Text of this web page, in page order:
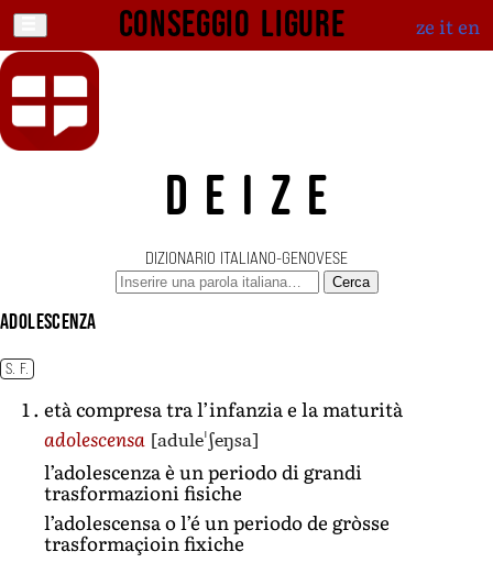
Conseggio ligure ze iten
DEIZE
DIZIONARIO ITALIANO-GENOVESE
Cerca
adolescenza
S. F.
età compresa tra l’infanzia e la maturità
adolescensa [aduleˈʃeŋsa]
l’adolescenza è un periodo di grandi
trasformazioni fisiche
l’adolescensa o l’é un periodo de gròsse
trasformaçioin fixiche